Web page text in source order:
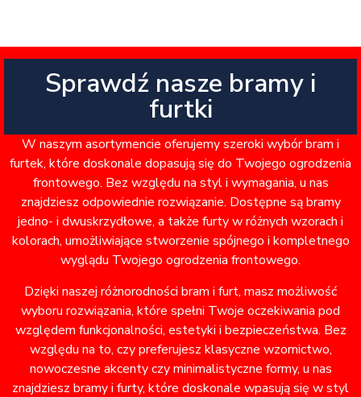
Sprawdź nasze bramy i
furtki
W naszym asortymencie oferujemy szeroki wybór bram i
furtek, które doskonale dopasują się do Twojego ogrodzenia
frontowego. Bez względu na styl i wymagania, u nas
znajdziesz odpowiednie rozwiązanie. Dostępne są bramy
jedno- i dwuskrzydłowe, a także furty w różnych wzorach i
kolorach, umożliwiające stworzenie spójnego i kompletnego
wyglądu Twojego ogrodzenia frontowego.
Dzięki naszej różnorodności bram i furt, masz możliwość
wyboru rozwiązania, które spełni Twoje oczekiwania pod
względem funkcjonalności, estetyki i bezpieczeństwa. Bez
względu na to, czy preferujesz klasyczne wzornictwo,
nowoczesne akcenty czy minimalistyczne formy, u nas
znajdziesz bramy i furty, które doskonale wpasują się w styl